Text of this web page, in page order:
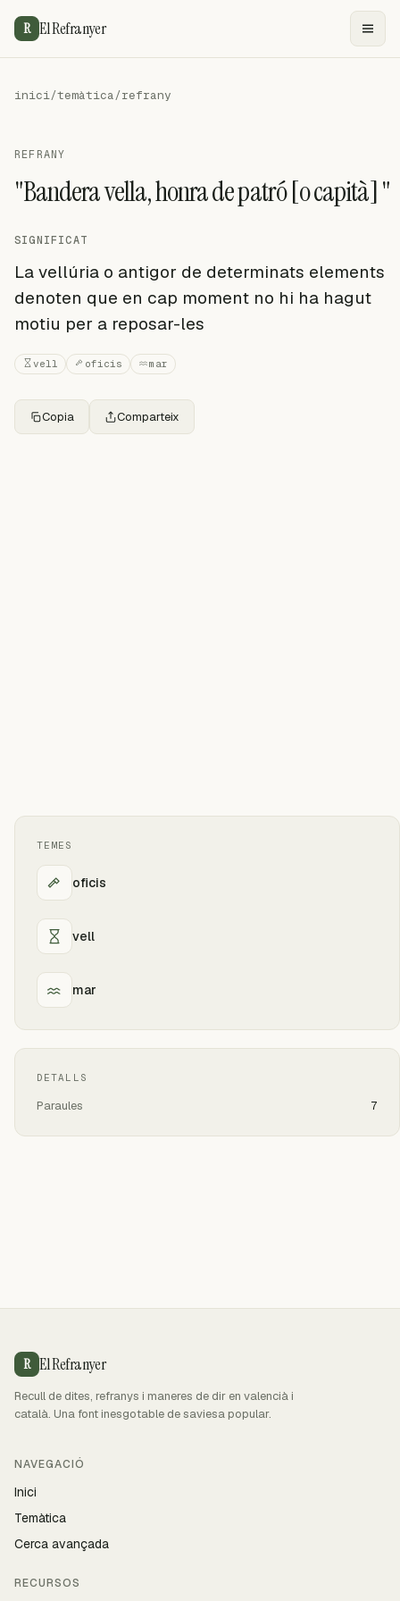
R El Refranyer
inici/temàtica/refrany
REFRANY
"Bandera vella, honra de patró [o capità] "
SIGNIFICAT
La vellúria o antigor de determinats elements
denoten que en cap moment no hi ha hagut
motiu per a reposar-les
vell oficis mar
Copia Comparteix
TEMES
oficis
vell
mar
DETALLS
Paraules 7
R El Refranyer
Recull de dites, refranys i maneres de dir en valencià i
català. Una font inesgotable de saviesa popular.
NAVEGACIÓ
Inici
Temàtica
Cerca avançada
RECURSOS